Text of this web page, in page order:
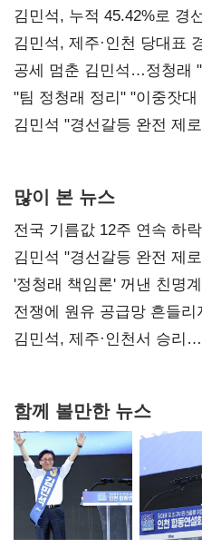
김민석, 누적 45.42%로 경
0.86%p(2보)
김민석, 제주·인천 당대표
공세 멈춘 김민석…정청래
"팀 정청래 정리" "이중잣
다툼 격화
김민석 "경선갈등 완전 제
많이 본 뉴스
전국 기름값 12주 연속 하
김민석 "경선갈등 완전 제
사과부터"
'정청래 책임론' 꺼낸 친명
때리기
전쟁에 원유 공급망 흔들
핵심으로 재부상
김민석, 제주·인천서 승리
함께 볼만한 뉴스